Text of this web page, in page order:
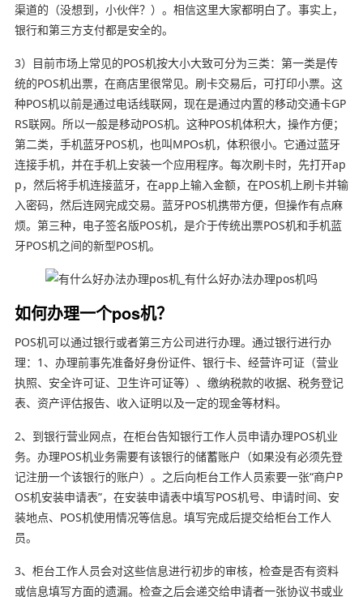
渠道的（没想到，小伙伴？）。相信这里大家都明白了。事实上，
银行和第三方支付都是安全的。
3）目前市场上常见的POS机按大小大致可分为三类：第一类是传
统的POS机出票，在商店里很常见。刷卡交易后，可打印小票。这
种POS机以前是通过电话线联网，现在是通过内置的移动交通卡GP
RS联网。所以一般是移动POS机。这种POS机体积大，操作方便；
第二类，手机蓝牙POS机，也叫MPOs机，体积很小。它通过蓝牙
连接手机，并在手机上安装一个应用程序。每次刷卡时，先打开ap
p，然后将手机连接蓝牙，在app上输入金额，在POS机上刷卡并输
入密码，然后连网完成交易。蓝牙POS机携带方便，但操作有点麻
烦。第三种，电子签名版POS机，是介于传统出票POS机和手机蓝
牙POS机之间的新型POS机。
如何办理一个pos机？
POS机可以通过银行或者第三方公司进行办理。通过银行进行办
理：1、办理前事先准备好身份证件、银行卡、经营许可证（营业
执照、安全许可证、卫生许可证等）、缴纳税款的收据、税务登记
表、资产评估报告、收入证明以及一定的现金等材料。
2、到银行营业网点，在柜台告知银行工作人员申请办理POS机业
务。办理POS机业务需要有该银行的储蓄账户（如果没有必须先登
记注册一个该银行的账户）。之后向柜台工作人员索要一张“商户P
OS机安装申请表”，在安装申请表中填写POS机号、申请时间、安
装地点、POS机使用情况等信息。填写完成后提交给柜台工作人
员。
3、柜台工作人员会对这些信息进行初步的审核，检查是否有资料
或信息填写方面的遗漏。检查之后会递交给申请者一张协议书或业